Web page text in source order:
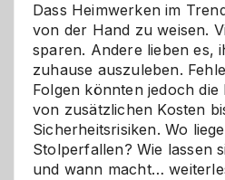
Dass Heimwerken im
von der Hand zu weisen.
sparen. Andere lieben es,
zuhause auszuleben.
Folgen könnten jedoch die
von zusätzlichen Kosten
Sicherheitsrisiken. Wo
Stolperfallen? Wie lassen
und wann macht…Selber